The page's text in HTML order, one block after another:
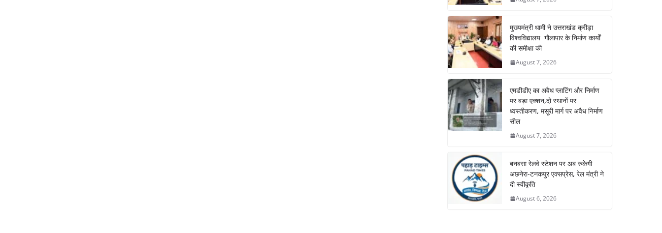
मुख्यमंत्री धामी ने उत्तराखंड क्रीड़ा
विश्वविद्यालय गौलापार के निर्माण कार्यों
की समीक्षा की
August 7, 2026
एमडीडीए का अवैध प्लाटिंग और निर्माण
पर बड़ा एक्शन,दो स्थानों पर
ध्वस्तीकरण, मसूरी मार्ग पर अवैध निर्माण
सील
August 7, 2026
बनबसा रेलवे स्टेशन पर अब रुकेगी
अछनेरा-टनकपुर एक्सप्रेस, रेल मंत्री ने
दी स्वीकृति
August 6, 2026